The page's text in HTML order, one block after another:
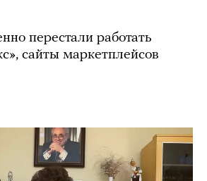
перестали работать
сайты маркетплейсов